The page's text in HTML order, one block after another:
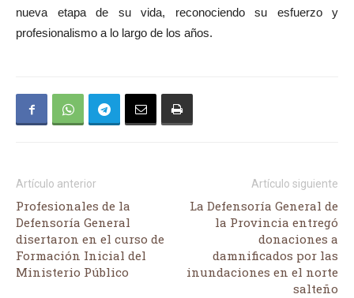
nueva etapa de su vida, reconociendo su esfuerzo y
profesionalismo a lo largo de los años.
Artículo anterior
Profesionales de la
Defensoría General
disertaron en el curso de
Formación Inicial del
Ministerio Público
Artículo siguiente
La Defensoría General de
la Provincia entregó
donaciones a
damnificados por las
inundaciones en el norte
salteño